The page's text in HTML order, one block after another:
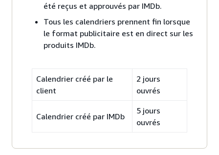
été reçus et approuvés par IMDb.
Tous les calendriers prennent fin lorsque
le format publicitaire est en direct sur les
produits IMDb.
Calendrier créé par le
client
2 jours
ouvrés
Calendrier créé par IMDb
5 jours
ouvrés